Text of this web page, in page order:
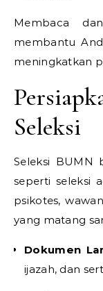
Membaca
membantu
meningkatkan
Seleksi
Seleksi BUMN
seperti seleksi
psikotes,
yang matang
Dokumen
ijazah, dan